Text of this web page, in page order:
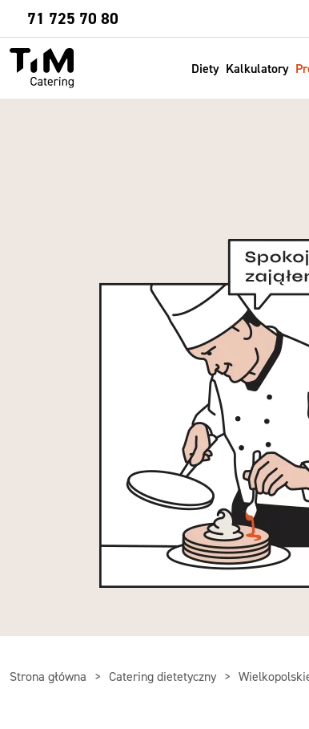
71 725 70 80
Diety Kalkulatory
Sprawdź
Strona główna Catering dietetyczny